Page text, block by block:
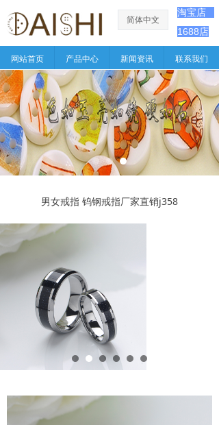
网站首页 产品中心 新闻资讯 联系我们
ꀅ
简体中文
淘宝店
1688店
男女戒指 钨钢戒指厂家直销j358